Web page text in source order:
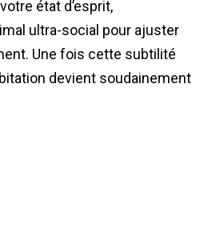
état d’esprit,
ultra-social pour ajuster
Une fois cette subtilité
devient soudainement